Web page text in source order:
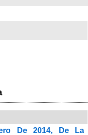
De 2014, De La